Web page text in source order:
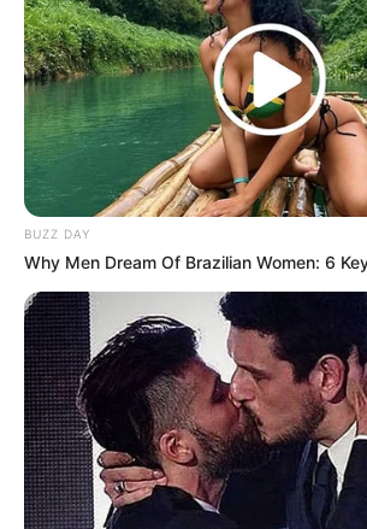
Las tarjetas de crédito premium
convertido en mucho más que
de pago. En 2026, representan
acceso privilegiado y un estilo de
nivel. Bancos y fintechs compiten
para atraer a clientes con altos
mediante beneficios cada vez
personalizados.
Actualmente, las tarjetas premium
ventajas como acceso ilimitado a
aeropuertos, seguros de viaje
BUZZ DAY
Why Men Dream Of Brazilian Women: 6